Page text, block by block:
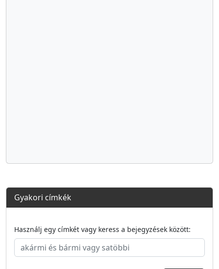
Gyakori címkék
Használj egy címkét vagy keress a bejegyzések között: